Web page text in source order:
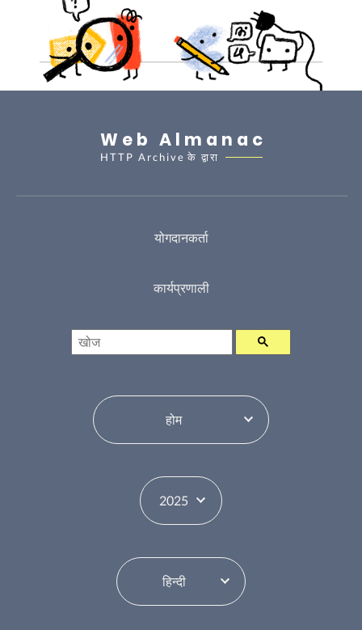
Web Almanac
HTTP Archive के द्वारा
योगदानकर्ता
कार्यप्रणाली
खोज
विषय सूची परिवर्तन करें
वर्ष परिवर्तन करें
भाषा परिवर्तन करें